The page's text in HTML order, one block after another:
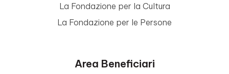
La Fondazione per la Cultura
La Fondazione per le Persone
Area Beneficiari